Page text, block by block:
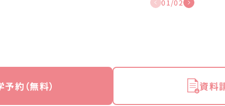
01/02
約（無料） 資料